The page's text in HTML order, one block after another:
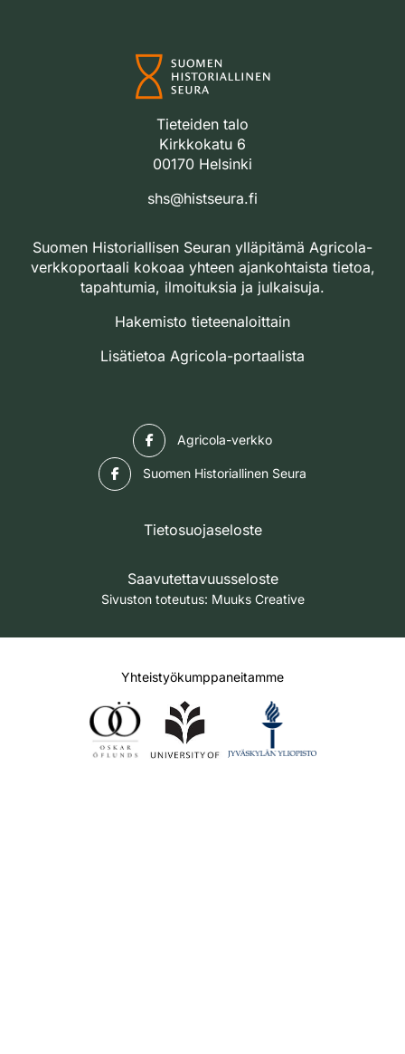
Tieteiden talo
Kirkkokatu 6
00170 Helsinki
shs@histseura.fi
Suomen Historiallisen Seuran ylläpitämä Agricola-
verkkoportaali kokoaa yhteen ajankohtaista tietoa,
tapahtumia, ilmoituksia ja julkaisuja.
Hakemisto tieteenaloittain
Lisätietoa Agricola-portaalista
Agricola-verkko
Suomen Historiallinen Seura
Tietosuojaseloste
Saavutettavuusseloste
Sivuston toteutus: Muuks Creative
Yhteistyökumppaneitamme